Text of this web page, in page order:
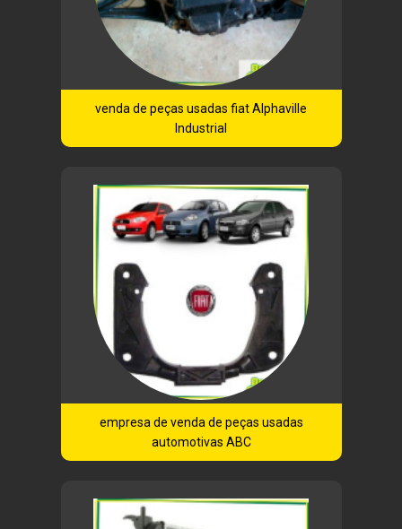
venda de peças usadas fiat Alphaville
Industrial
empresa de venda de peças usadas
automotivas ABC